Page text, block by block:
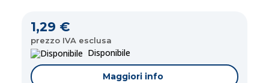
1,29 €
prezzo IVA esclusa
Disponibile
Maggiori info